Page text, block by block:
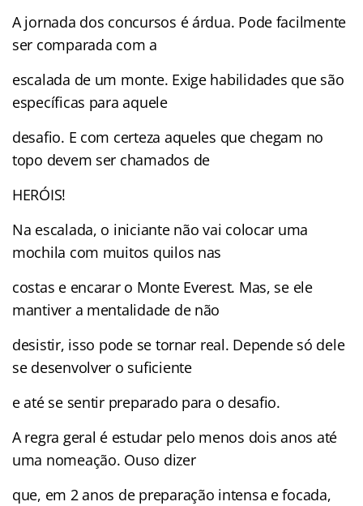
A jornada dos concursos é árdua. Pode facilmente
ser comparada com a
escalada de um monte. Exige habilidades que são
específicas para aquele
desafio. E com certeza aqueles que chegam no
topo devem ser chamados de
HERÓIS!
Na escalada, o iniciante não vai colocar uma
mochila com muitos quilos nas
costas e encarar o Monte Everest. Mas, se ele
mantiver a mentalidade de não
desistir, isso pode se tornar real. Depende só dele
se desenvolver o suficiente
e até se sentir preparado para o desafio.
A regra geral é estudar pelo menos dois anos até
uma nomeação. Ouso dizer
que, em 2 anos de preparação intensa e focada,